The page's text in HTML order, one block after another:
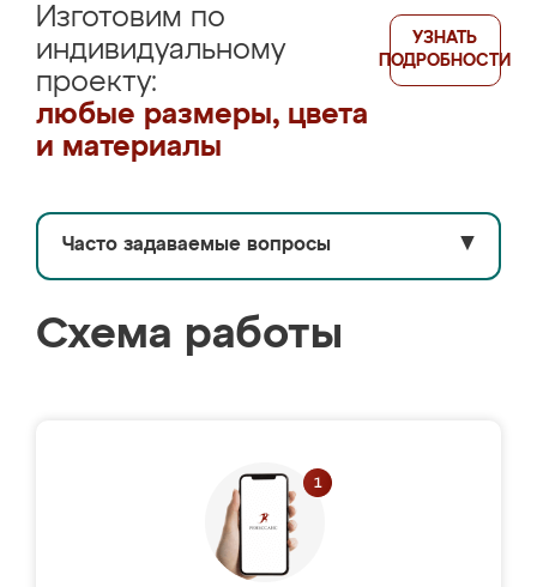
Изготовим по
индивидуальному
проекту:
любые размеры, цвета
и материалы
УЗНАТЬ
ПОДРОБНОСТИ
Часто задаваемые вопросы ▼
Схема работы